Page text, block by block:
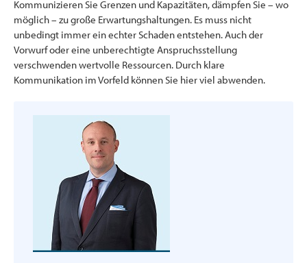
Kommunizieren Sie Grenzen und Kapazitäten, dämpfen Sie – wo
möglich – zu große Erwartungshaltungen. Es muss nicht
unbedingt immer ein echter Schaden entstehen. Auch der
Vorwurf oder eine unberechtigte Anspruchsstellung
verschwenden wertvolle Ressourcen. Durch klare
Kommunikation im Vorfeld können Sie hier viel abwenden.